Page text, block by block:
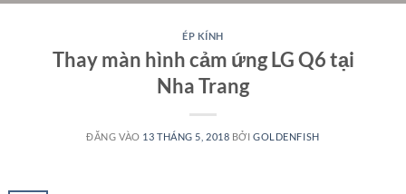
ÉP KÍNH
Thay màn hình cảm ứng LG Q6 tại
Nha Trang
ĐĂNG VÀO 13 THÁNG 5, 2018 BỞIGOLDENFISH